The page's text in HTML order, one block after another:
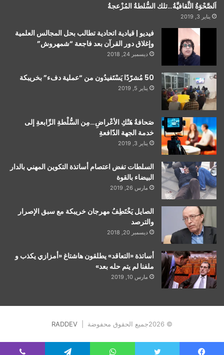
اَلصَّحْوَةُ الثَّقافيَّةُ…تلك السُّلطةُ المُزْعجةُ
يناير 3, 2019
فيديو | قيادية اتحادية تطالب بحل المجالس العلمية
وإغلاق دور القرآن بعد فاجعة “شمهروش”
ديسمبر 24, 2018
50 مُشرّدًا يَسْتَفيدُون من “عملية دفء” بخريبكة
يناير 5, 2019
صَحافةُ هَتْكِ الأعْراضِ…مِن السُّلْطةِ الرِّابعةِ إلى
خدمة الجهة الدّافعةِ
يناير 3, 2019
السلطات تفض اعتصام أساتذة التكوين المهني بالدار
البيضاء بالقوة
مارس 26, 2019
الصايل يَخْتَطِفُ مهرجان خريبكة مع سبق الإصرار
والترصد
ديسمبر 20, 2018
أساتذة «التعاقد» يطلقون هاشتاغ «أمزازي يكذب و
ملفنا لم يتم حله بعد»
مارس 10, 2019
© 2026جميع الحقوق محفوضة | RADDEV